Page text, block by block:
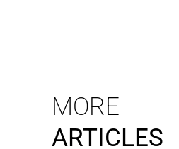
MORE
ARTICLES